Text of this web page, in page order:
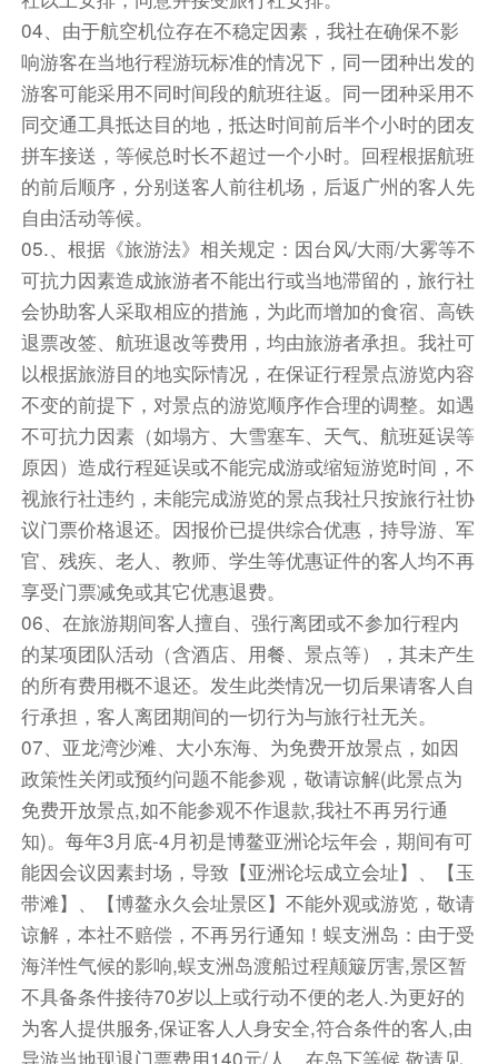
住宿
敬请自理
04、由于航空机位存在不稳定因素，我社在确保不影
响游客在当地行程游玩标准的情况下，同一团种出发的
游客可能采用不同时间段的航班往返。同一团种采用不
同交通工具抵达目的地，抵达时间前后半个小时的团友
拼车接送，等候总时长不超过一个小时。回程根据航班
的前后顺序，分别送客人前往机场，后返广州的客人先
自由活动等候。
05.、根据《旅游法》相关规定：因台风/大雨/大雾等不
可抗力因素造成旅游者不能出行或当地滞留的，旅行社
会协助客人采取相应的措施，为此而增加的食宿、高铁
退票改签、航班退改等费用，均由旅游者承担。我社可
以根据旅游目的地实际情况，在保证行程景点游览内容
不变的前提下，对景点的游览顺序作合理的调整。如遇
不可抗力因素（如塌方、大雪塞车、天气、航班延误等
原因）造成行程延误或不能完成游或缩短游览时间，不
视旅行社违约，未能完成游览的景点我社只按旅行社协
议门票价格退还。因报价已提供综合优惠，持导游、军
官、残疾、老人、教师、学生等优惠证件的客人均不再
享受门票减免或其它优惠退费。
06、在旅游期间客人擅自、强行离团或不参加行程内
的某项团队活动（含酒店、用餐、景点等），其未产生
的所有费用概不退还。发生此类情况一切后果请客人自
行承担，客人离团期间的一切行为与旅行社无关。
07、亚龙湾沙滩、大小东海、为免费开放景点，如因
政策性关闭或预约问题不能参观，敬请谅解(此景点为
免费开放景点,如不能参观不作退款,我社不再另行通
知)。每年3月底-4月初是博鳌亚洲论坛年会，期间有可
能因会议因素封场，导致【亚洲论坛成立会址】、【玉
带滩】、【博鳌永久会址景区】不能外观或游览，敬请
谅解，本社不赔偿，不再另行通知！蜈支洲岛：由于受
海洋性气候的影响,蜈支洲岛渡船过程颠簸厉害,景区暂
不具备条件接待70岁以上或行动不便的老人.为更好的
为客人提供服务,保证客人人身安全,符合条件的客人,由
导游当地现退门票费用140元/人，在岛下等候,敬请见